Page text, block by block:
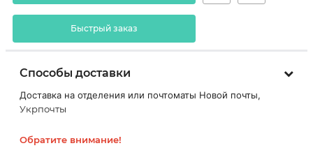
Быстрый заказ
Способы доставки
Доставка на отделения или почтоматы Новой почты,
Укрпочты
Обратите внимание!